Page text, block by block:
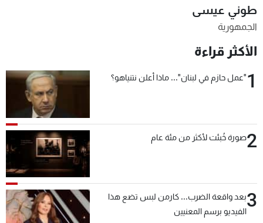
طوني عيسى
الجمهورية
الأكثر قراءة
1"عمل حازم في لبنان"... ماذا أعلن نتنياهو؟
2صورة خُبئت لأكثر من مئة عام
3بعد واقعة الضرب... كارمن لبس تضع هذا
الفيديو برسم المعنيين
شاهد البرامج
الترددات
الإنـتـاج
تواصل معنا